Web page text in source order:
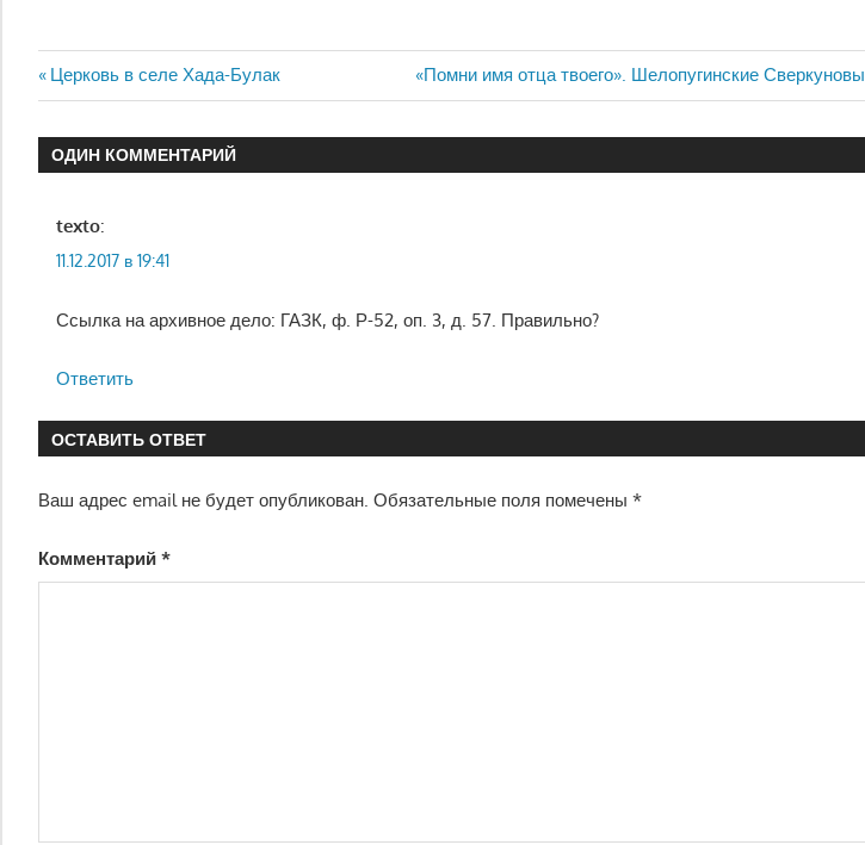
Навигация
по
записям
Предыдущая
запись:
Церковь в селе Хада-Булак
Следующая
запись:
«Помни имя отца твоего». Шелопугинские Сверкуновы
ОДИН КОММЕНТАРИЙ
texto:
11.12.2017 в 19:41
Ссылка на архивное дело: ГАЗК, ф. Р-52, оп. 3, д. 57. Правильно?
Ответить
ОСТАВИТЬ ОТВЕТ
Ваш адрес email не будет опубликован. Обязательные поля помечены *
Комментарий *